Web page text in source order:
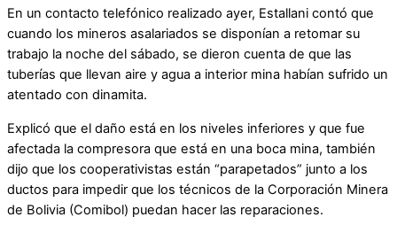
En un contacto telefónico realizado ayer, Estallani contó que
cuando los mineros asalariados se disponían a retomar su
trabajo la noche del sábado, se dieron cuenta de que las
tuberías que llevan aire y agua a interior mina habían sufrido un
atentado con dinamita.
Explicó que el daño está en los niveles inferiores y que fue
afectada la compresora que está en una boca mina, también
dijo que los cooperativistas están “parapetados” junto a los
ductos para impedir que los técnicos de la Corporación Minera
de Bolivia (Comibol) puedan hacer las reparaciones.